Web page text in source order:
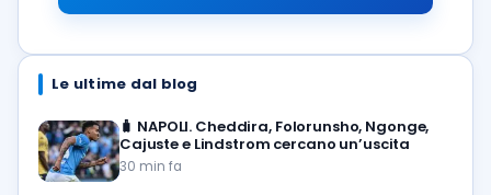
Le ultime dal blog
🧳 NAPOLI. Cheddira, Folorunsho, Ngonge,
Cajuste e Lindstrom cercano un’uscita
30 min fa